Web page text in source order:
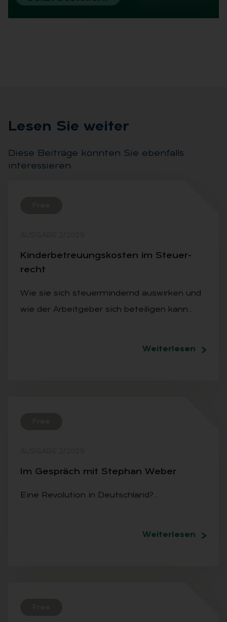
Le­sen Sie wei­ter
Diese Beiträge könnten Sie ebenfalls
interessieren.
Kin­der­be­treu­ungs­kos­ten im Steu­er­
recht
Wie sie sich steuermindernd auswirken und
wie der Arbeitgeber sich beteiligen kann…
Weiterlesen
Im Ge­spräch mit Ste­phan We­ber
Eine Revolution in Deutschland?…
Weiterlesen